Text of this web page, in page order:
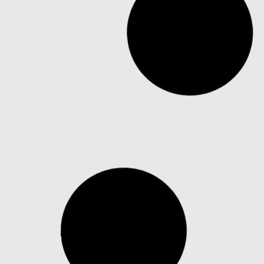
Operações de Balcão: como a
Núclea mitiga riscos
operacionais e de contraparte
O mercado de Balcão desempenha um
papel central no funcionamento do